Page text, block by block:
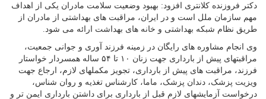
دکتر فروزنده کلانتری افزود: بهبود وضعیت سلامت مادران یکی از اهداف
مهم سازمان ملل است و در ایران، مراقبت های بهداشتی از مادران از
طریق نظام شبکه بهداشتی و خانه های بهداشت ارائه می‌ شود.
وی انجام مشاوره های رایگان در زمینه فرزند آوری و جوانی جمعیت،
مراقبتهای پیش از بارداری جهت زنان ۱۰ تا ۵۴ ساله همسردار خواستار
فرزند، مراقبت های پیش از بارداری، تجویز مکملهای لازم، ارجاع جهت
ویزیت پزشک، دندان پزشک، ماما، کارشناس تغذیه و روان شناس،
درخواست آزمایشهای لازم قبل از بارداری برای داشتن بارداری ایمن تر و